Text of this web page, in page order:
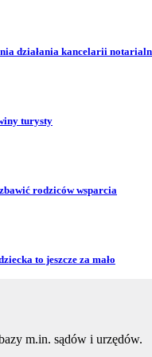
działania kancelarii
turysty
rodziców wsparcia
to jeszcze za mało
m.in. sądów i urzędów.